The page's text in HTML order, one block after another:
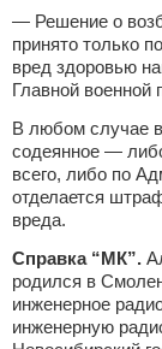
— Решение о
принято только
вред здоровью
Главной военной
В любом случае
содеянное —
всего, либо по
отделается
вреда.
Справка “МК”.
родился в
инженерное
инженерную